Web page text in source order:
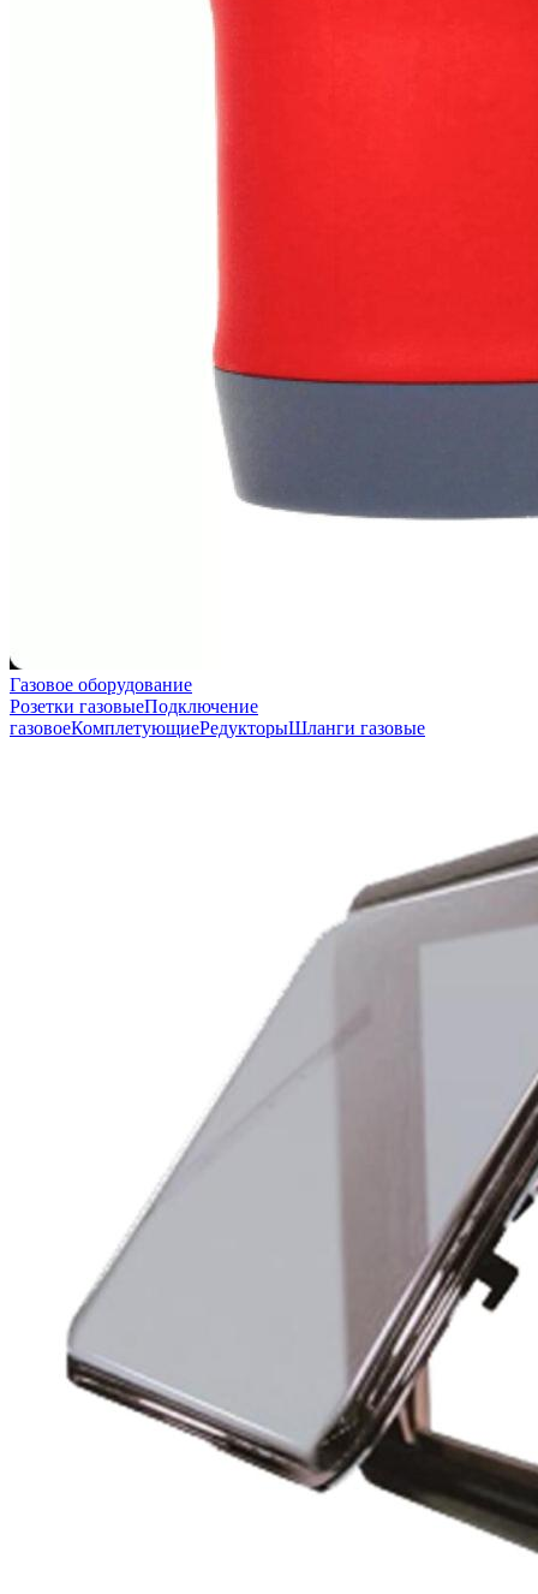
Газовое оборудование
Розетки газовыеПодключение
газовоеКомплетующиеРедукторыШланги газовые